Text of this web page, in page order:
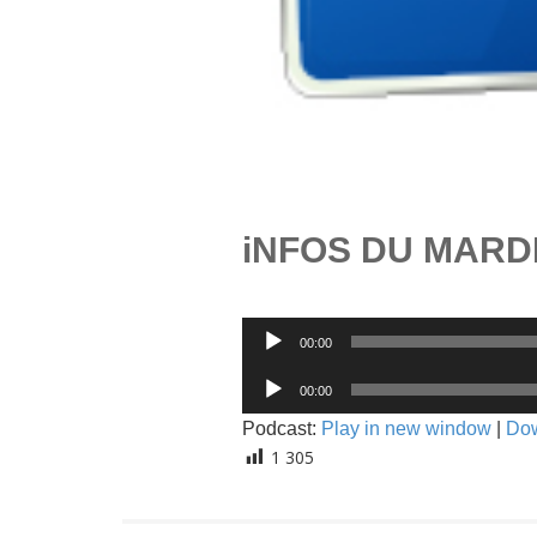
iNFOS DU
Lecteur
audio
00:00
Lecteur
audio
00:00
Podcast: Play in new window
1 305